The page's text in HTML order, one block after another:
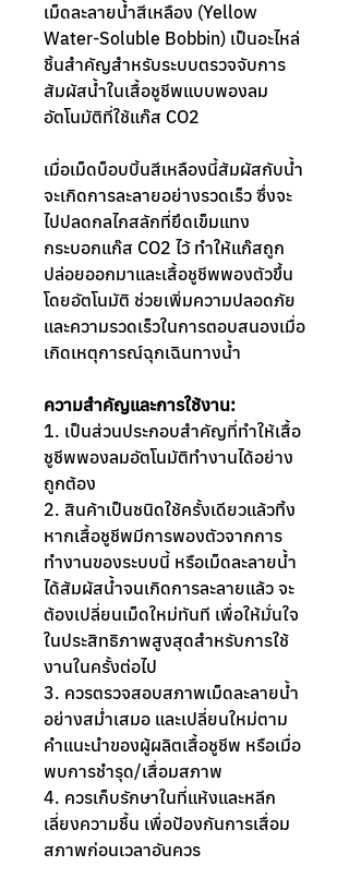
เม็ดละลายน้ำสีเหลือง (Yellow
Water-Soluble Bobbin) เป็นอะไหล่
ชิ้นสำคัญสำหรับระบบตรวจจับการ
สัมผัสน้ำในเสื้อชูชีพแบบพองลม
อัตโนมัติที่ใช้แก๊ส CO2
เมื่อเม็ดบ็อบบิ้นสีเหลืองนี้สัมผัสกับน้ำ
จะเกิดการละลายอย่างรวดเร็ว ซึ่งจะ
ไปปลดกลไกสลักที่ยึดเข็มแทง
กระบอกแก๊ส CO2 ไว้ ทำให้แก๊สถูก
ปล่อยออกมาและเสื้อชูชีพพองตัวขึ้น
โดยอัตโนมัติ ช่วยเพิ่มความปลอดภัย
และความรวดเร็วในการตอบสนองเมื่อ
เกิดเหตุการณ์ฉุกเฉินทางน้ำ
ความสำคัญและการใช้งาน:
1. เป็นส่วนประกอบสำคัญที่ทำให้เสื้อ
ชูชีพพองลมอัตโนมัติทำงานได้อย่าง
ถูกต้อง
2. สินค้าเป็นชนิดใช้ครั้งเดียวแล้วทิ้ง
หากเสื้อชูชีพมีการพองตัวจากการ
ทำงานของระบบนี้ หรือเม็ดละลายน้ำ
ได้สัมผัสน้ำจนเกิดการละลายแล้ว จะ
ต้องเปลี่ยนเม็ดใหม่ทันที เพื่อให้มั่นใจ
ในประสิทธิภาพสูงสุดสำหรับการใช้
งานในครั้งต่อไป
3. ควรตรวจสอบสภาพเม็ดละลายน้ำ
อย่างสม่ำเสมอ และเปลี่ยนใหม่ตาม
คำแนะนำของผู้ผลิตเสื้อชูชีพ หรือเมื่อ
พบการชำรุด/เสื่อมสภาพ
4. ควรเก็บรักษาในที่แห้งและหลีก
เลี่ยงความชื้น เพื่อป้องกันการเสื่อม
สภาพก่อนเวลาอันควร